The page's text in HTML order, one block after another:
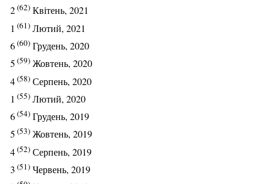
2(62) Квітень, 2021
1 (61) Лютий, 2021
6(60) Грудень, 2020
5 (59) Жовтень, 2020
4(58) Серпень, 2020
1 (55) Лютий, 2020
6(54) Грудень, 2019
5 (53) Жовтень, 2019
4(52) Серпень, 2019
3 (51) Червень, 2019